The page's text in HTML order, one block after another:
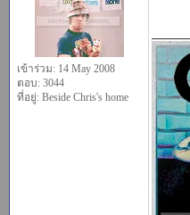
เข้าร่วม: 14 May 2008
ตอบ: 3044
ที่อยู่: Beside Chris's home